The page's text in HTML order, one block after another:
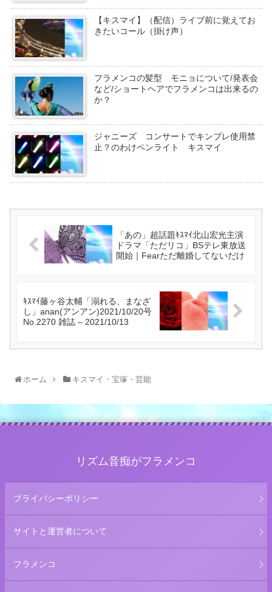
【キスマイ】（配信）ライブ前に覚えてお
きたいコール（掛け声）
フラメンコの髪型 モニョについて/発表会
など/ショートヘアでフラメンコは出来るの
か？
ジャニーズ コンサートでキンブレ使用禁
止？のわけペンライト キスマイ
「あの」超話題ｷｽﾏｲ北山宏光主演
ドラマ「ただリコ」BSテレ東放送
開始｜Fearただ離婚してないだけ
ｷｽﾏｲ藤ヶ谷太輔「溺れる、まなざ
し」anan(アンアン)2021/10/20号
No.2270 雑誌 – 2021/10/13
ホーム キスマイ・宝塚・芸能
リズム音痴がフラメンコ
プライバシーポリシー
サイトと運営者について
フラメンコ